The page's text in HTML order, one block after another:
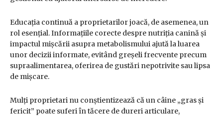
Educația continuă a proprietarilor joacă, de asemenea, un
rol esențial. Informațiile corecte despre nutriția canină și
impactul mișcării asupra metabolismului ajută la luarea
unor decizii informate, evitând greșeli frecvente precum
supraalimentarea, oferirea de gustări nepotrivite sau lipsa
de mișcare.
Mulți proprietari nu conștientizează că un câine „gras și
fericit” poate suferi în tăcere de dureri articulare,